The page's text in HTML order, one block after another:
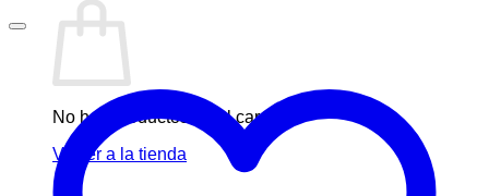
No hay productos en el carrito.
Volver a la tienda